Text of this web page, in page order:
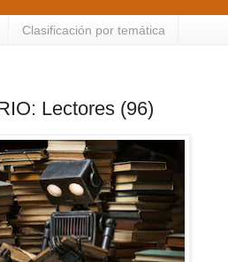
Clasificación por temática
Lectores (96)